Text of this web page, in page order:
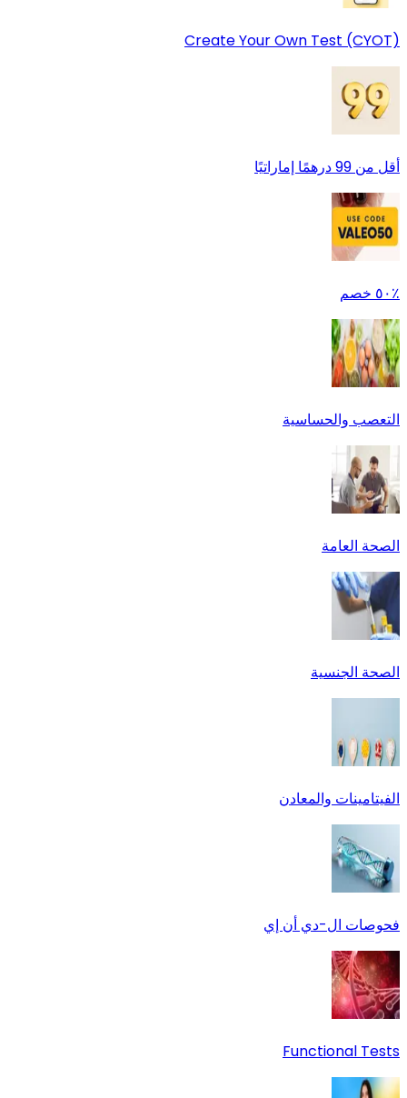
Create Your Own Test (CYOT)
أقل من 99 درهمًا إماراتيًا
٪٥٠ خصم
التعصب والحساسية
الصحة العامة
الصحة الجنسية
الفيتامينات والمعادن
فحوصات ال-دي أن إي
Functional Tests